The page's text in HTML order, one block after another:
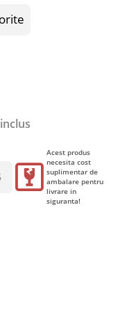
Acest produs
necesita cost
suplimentar de
ambalare pentru
livrare in
siguranta!